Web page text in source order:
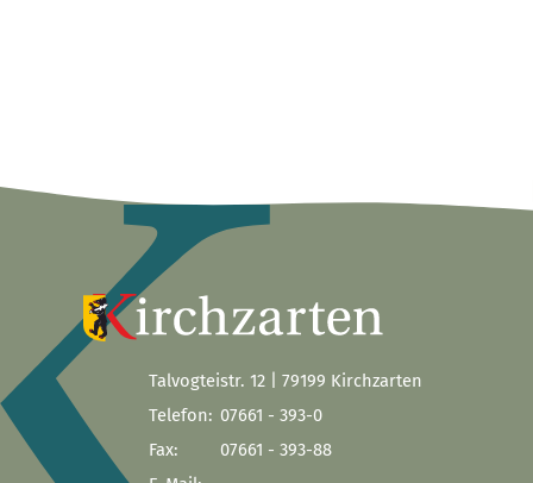
Talvogteistr. 12 | 79199 Kirchzarten
Telefon: 07661 - 393-0
Fax:
07661 - 393-88